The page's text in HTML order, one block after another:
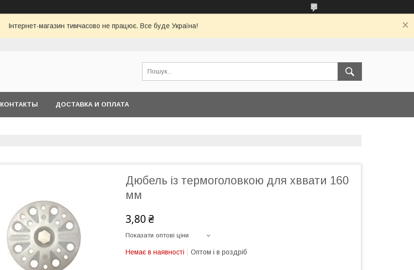
Інтернет-магазин тимчасово не працює. Все буде Україна!
КОНТАКТЫ ДОСТАВКА И ОПЛАТА
Дюбель із термоголовкою для хввати 160
мм
3,80 ₴
Показати оптові ціни
Немає в наявності Оптом і в роздріб